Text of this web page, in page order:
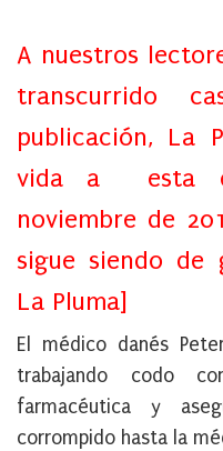
A nuestros
transcurrido
publicación, La
vida a esta
noviembre de
sigue siendo de
La Pluma]
El médico danés
trabajando codo
farmacéutica y
corrompido hasta la